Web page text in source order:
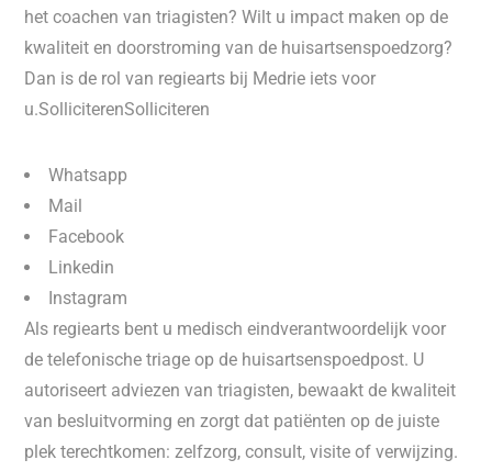
het coachen van triagisten? Wilt u impact maken op de
kwaliteit en doorstroming van de huisartsenspoedzorg?
Dan is de rol van regiearts bij Medrie iets voor
u.SolliciterenSolliciteren
Whatsapp
Mail
Facebook
Linkedin
Instagram
Als regiearts bent u medisch eindverantwoordelijk voor
de telefonische triage op de huisartsenspoedpost. U
autoriseert adviezen van triagisten, bewaakt de kwaliteit
van besluitvorming en zorgt dat patiënten op de juiste
plek terechtkomen: zelfzorg, consult, visite of verwijzing.